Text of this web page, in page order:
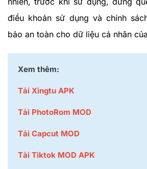
điều khoản sử dụng và chính
bảo an toàn cho dữ liệu cá nhân
Xem thêm:
Tải Xingtu APK
Tải PhotoRom MOD
Tải Capcut MOD
Tải Tiktok MOD APK